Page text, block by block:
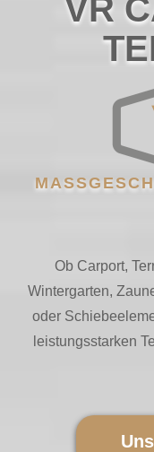
VR
Ob Carport,
Wintergarten,
oder
leistungsstarken